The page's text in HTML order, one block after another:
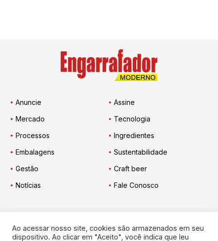
Anuncie
Assine
Mercado
Tecnologia
Processos
Ingredientes
Embalagens
Sustentabilidade
Gestão
Craft beer
Notícias
Fale Conosco
Engarrafador Moderno nas Redes:
Ao acessar nosso site, cookies são armazenados em seu
dispositivo. Ao clicar em "Aceito", você indica que leu